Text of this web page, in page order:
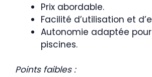
Prix abordable.
Facilité d’utilisation et
Autonomie adaptée
piscines.
Points faibles :